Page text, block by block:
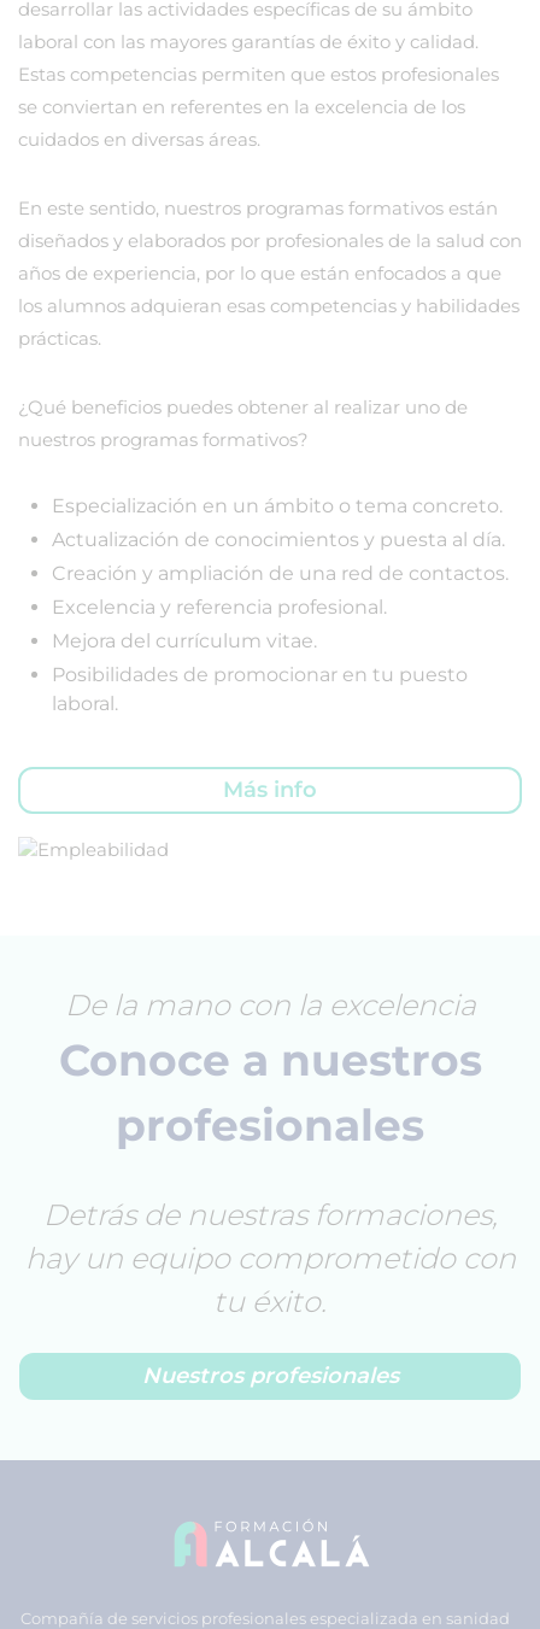
desarrollar las actividades específicas de su ámbito
laboral con las mayores garantías de éxito y calidad.
Estas competencias permiten que estos profesionales
se conviertan en referentes en la excelencia de los
cuidados en diversas áreas.
En este sentido, nuestros programas formativos están
diseñados y elaborados por profesionales de la salud con
años de experiencia, por lo que están enfocados a que
los alumnos adquieran esas competencias y habilidades
prácticas.
¿Qué beneficios puedes obtener al realizar uno de
nuestros programas formativos?
Especialización en un ámbito o tema concreto.
Actualización de conocimientos y puesta al día.
Creación y ampliación de una red de contactos.
Excelencia y referencia profesional.
Mejora del currículum vitae.
Posibilidades de promocionar en tu puesto
laboral.
Más info
De la mano con la excelencia
Conoce a nuestros
profesionales
Detrás de nuestras formaciones,
hay un equipo comprometido con
tu éxito.
Nuestros profesionales
Compañía de servicios profesionales especializada en sanidad